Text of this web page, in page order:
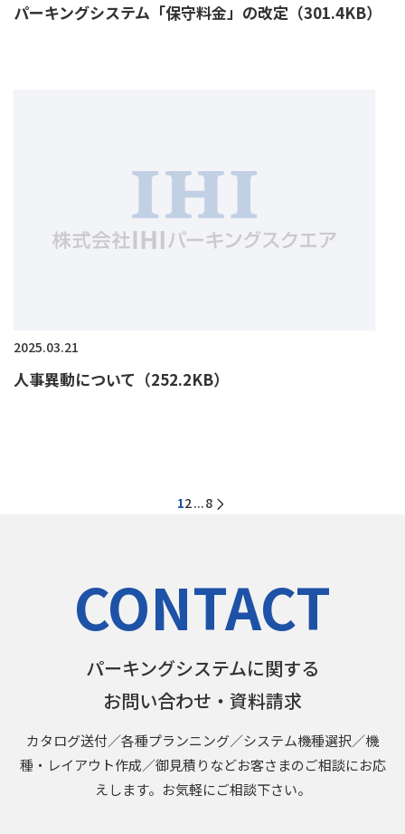
パーキングシステム「保守料金」の改定（301.4KB）
2025.03.21
人事異動について（252.2KB）
12...8
CONTACT
パーキングシステムに関する
お問い合わせ・資料請求
カタログ送付／各種プランニング／システム機種選択／機
種・レイアウト作成／御見積りなどお客さまのご相談にお応
えします。お気軽にご相談下さい。